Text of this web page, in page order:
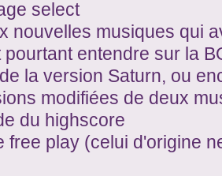
select
nouvelles musiques qui
entendre sur la
la version Saturn, ou
modifiées de deux
du highscore
free play (celui d'origine